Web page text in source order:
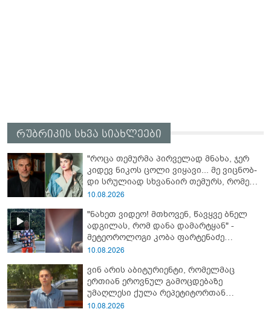
რუბრიკის სხვა სიახლეები
"როცა თემურმა პირველად მნახა, ჯერ
კიდევ ნიკოს ცოლი ვიყავი... მე ვიც­ნობ­
დი სრუ­ლი­ად სხვა­ნა­ირ თე­მურს, რო­მელ­
საც მა­შინ არც ბიზ­ნე­სი ჰქონ­და, არა­ფე­რი
თემურ უგულავაზე?
10.08.2026
"ნახეთ ვიდეო! მთხოვენ, წავყვე ბნელ
ადგილას, რომ დანა დამარტყან" -
მეტეოროლოგი კობა ფარტენაძე
ფარულად გადაღებულ კადრებს
10.08.2026
ვინ არის აბიტურიენტი, რომელმაც
ერთიან ეროვნულ გამოცდებაზე
უმაღლესი ქულა რეპეტიტორთან
მომზადების გარეშე მიიღო
10.08.2026